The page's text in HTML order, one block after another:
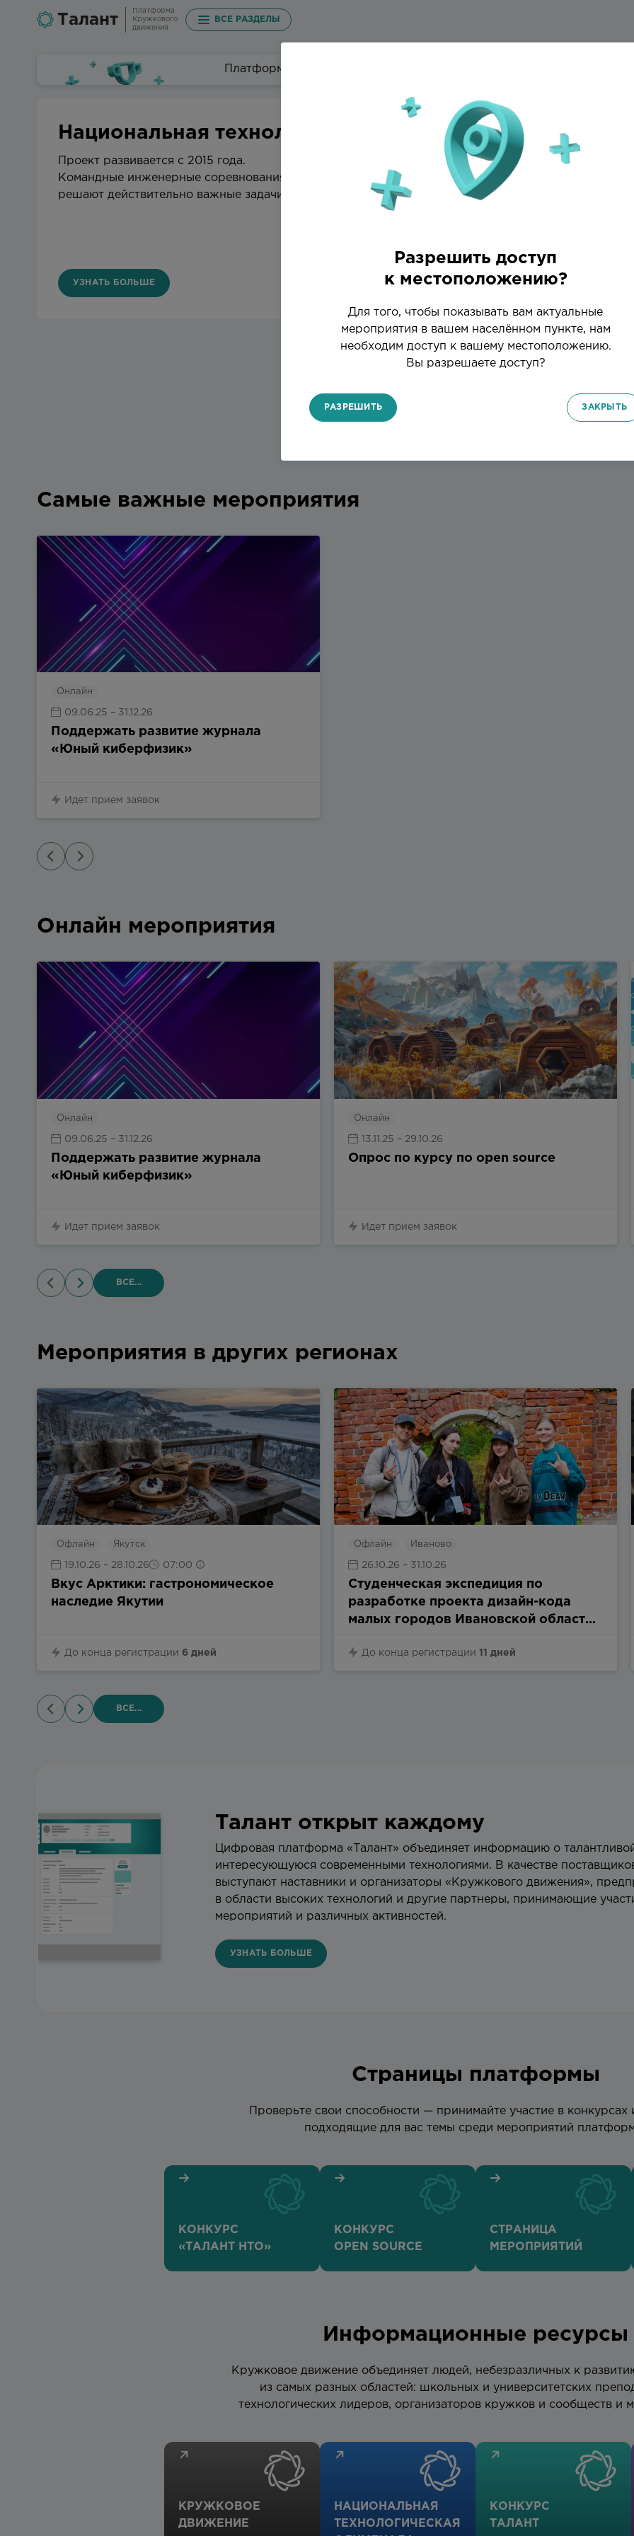
Талант
Платформа
Кружкового
движения
ВСЕ РАЗДЕЛЫ
Платформа технологического сообщества, где раскрываются таланты.
Национальная технологическая олимпиада
Проект развивается с 2015 года.
Командные инженерные соревнования для школьников и студентов, где
решают действительно важные задачи с помощью современных технологий
УЗНАТЬ БОЛЬШЕ
1 / 3
Мероприятия
Самые важные мероприятия
Онлайн
09.06.25 – 31.12.26
Поддержать развитие журнала
«Юный киберфизик»
Идет прием заявок
Онлайн мероприятия
Онлайн
09.06.25 – 31.12.26
Поддержать развитие журнала
«Юный киберфизик»
Идет прием заявок
Онлайн
13.11.25 – 29.10.26
Опрос по курсу по open source
Идет прием заявок
ВСЕ...
Мероприятия в других регионах
Офлайн Якутск
19.10.26 – 28.10.26 07:00
Вкус Арктики: гастрономическое
наследие Якутии
До конца регистрации 6 дней
Офлайн Иваново
26.10.26 – 31.10.26
Студенческая экспедиция по
разработке проекта дизайн-кода
малых городов Ивановской области
До конца регистрации 11 дней
ВСЕ...
Талант открыт каждому
Цифровая платформа «Талант» объединяет информацию о
интересующуюся современными технологиями. В качестве
выступают наставники и организаторы «Кружкового движения»,
в области высоких технологий и другие партнеры, принимающие
мероприятий и различных активностей.
УЗНАТЬ БОЛЬШЕ
Страницы платформы
Проверьте свои способности — принимайте участие в конкурсах
подходящие для вас темы среди мероприятий
КОНКУРС
«ТАЛАНТ НТО»
КОНКУРС
OPEN SOURCE
СТРАНИЦА
МЕРОПРИЯТИЙ
Информационные ресурсы
Кружковое движение объединяет людей, небезразличных к
из самых разных областей: школьных и университетских
технологических лидеров, организаторов кружков и сообществ и
КРУЖКОВОЕ
ДВИЖЕНИЕ
НАЦИОНАЛЬНАЯ
ТЕХНОЛОГИЧЕСКАЯ
КОНКУРС
ТАЛАНТ
Разрешить доступ
к местоположению?
Для того, чтобы показывать вам актуальные
мероприятия в вашем населённом пункте, нам
необходим доступ к вашему местоположению.
Вы разрешаете доступ?
РАЗРЕШИТЬ ЗАКРЫТЬ